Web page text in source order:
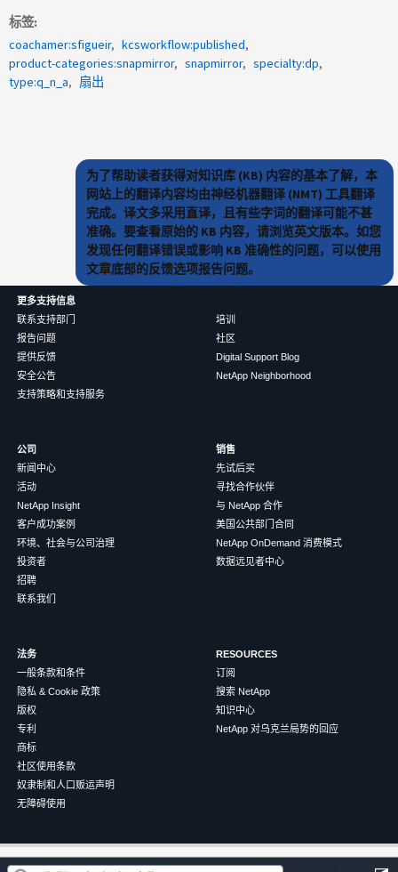
标签
coachamer:sfigueir
kcsworkflow:published
product-categories:snapmirror
snapmirror
specialty:dp
type:q_n_a
扇出
为了帮助读者获得对知识库 (KB) 内容的基本了解，本
网站上的翻译内容均由神经机器翻译 (NMT) 工具翻译
完成。译文多采用直译，且有些字词的翻译可能不甚
准确。要查看原始的 KB 内容，请浏览英文版本。如您
发现任何翻译错误或影响 KB 准确性的问题，可以使用
文章底部的反馈选项报告问题。
更多支持信息
联系支持部门
报告问题
提供反馈
安全公告
支持策略和支持服务
培训
社区
Digital Support Blog
NetApp Neighborhood
公司
新闻中心
活动
NetApp Insight
客户成功案例
环境、社会与公司治理
投资者
招聘
联系我们
销售
先试后买
寻找合作伙伴
与 NetApp 合作
美国公共部门合同
NetApp OnDemand 消费模式
数据远见者中心
法务
一般条款和条件
隐私 & Cookie 政策
版权
专利
商标
社区使用条款
奴隶制和人口贩运声明
无障碍使用
RESOURCES
订阅
搜索 NetApp
知识中心
NetApp 对乌克兰局势的回应